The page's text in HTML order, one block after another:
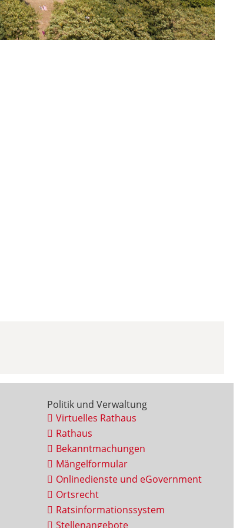
Politik und Verwaltung
Virtuelles Rathaus
Rathaus
Bekanntmachungen
Mängelformular
Onlinedienste und eGovernment
Ortsrecht
Ratsinformationssystem
Stellenangebote